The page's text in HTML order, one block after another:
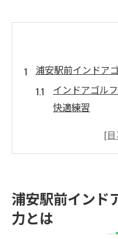
浦安駅前インドア
インドアゴル
快適練習
若い年齢層が
実
浦安駅前インド
力とは